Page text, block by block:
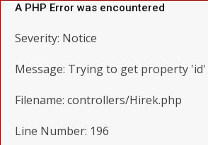
A PHP Error was encountered
Severity: Notice
Message: Trying to get property
Filename: controllers/Hirek.php
Line Number: 196